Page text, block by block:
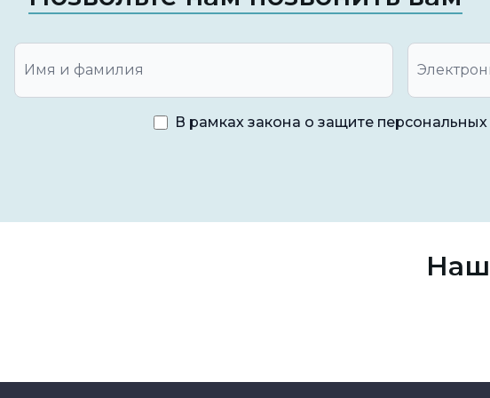
Осмотр у стоматолога:Если зуд десен не проходит или
обратиться к стоматологу или пародонтологу.
проблемы и предложить соответствующее лечение и
Если зуд десен не проходит долгое время или становится
самолечением, а обратиться к специалисту. Специалист
В рамках закона о защите